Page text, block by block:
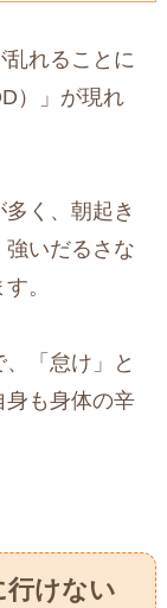
れることに
）」が現れ
く、朝起き
強いだるさな
。
「怠け」と
身も身体の辛
行けない